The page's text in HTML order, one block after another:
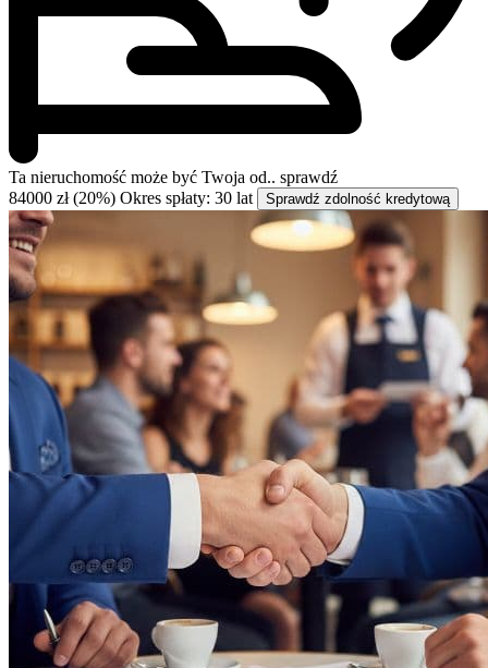
Ta nieruchomość może być Twoja od.. sprawdź
84000 zł (20%) Okres spłaty: 30 lat Sprawdź zdolność kredytową